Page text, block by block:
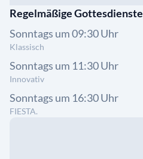
Regelmäßige Gottesdienste
Sonntags um 09:30 Uhr
Klassisch
Sonntags um 11:30 Uhr
Innovativ
Sonntags um 16:30 Uhr
FIESTA.